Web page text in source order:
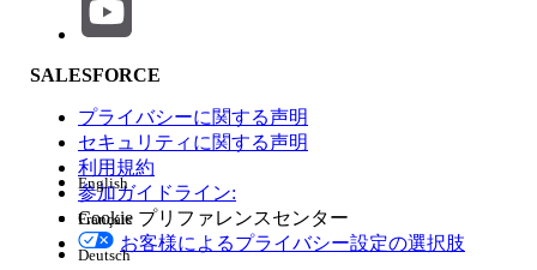
機能の影響
エディション
SALESFORCE
プライバシーに関する声明
セキュリティに関する声明
利用規約
参加ガイドライン:
Cookie プリファレンスセンター
お客様によるプライバシー設定の選択肢
English
Français
Deutsch